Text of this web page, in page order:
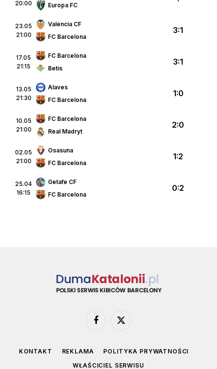
20:00
Europa FC
23.05
21:00
Valencia CF
FC Barcelona
3:1
17.05
21:15
FC Barcelona
Betis
3:1
13.05
21:30
Alaves
FC Barcelona
1:0
10.05
21:00
FC Barcelona
Real Madryt
2:0
02.05
21:00
Osasuna
FC Barcelona
1:2
25.04
16:15
Getafe CF
FC Barcelona
0:2
Facebook
X
KONTAKT REKLAMA
POLITYKA PRYWATNOŚCI
WŁAŚCICIEL SERWISU